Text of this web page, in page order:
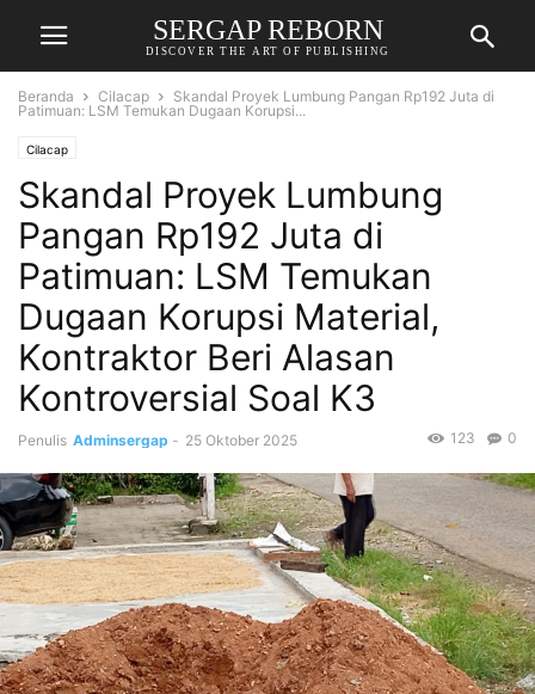
SERGAP REBORN
DISCOVER THE ART OF PUBLISHING
Beranda Cilacap
Skandal Proyek Lumbung Pangan Rp192 Juta di
Patimuan: LSM Temukan Dugaan Korupsi...
Cilacap
Skandal Proyek Lumbung
Pangan Rp192 Juta di
Patimuan: LSM Temukan
Dugaan Korupsi Material,
Kontraktor Beri Alasan
Kontroversial Soal K3
Penulis Adminsergap - 25 Oktober 2025 0
123